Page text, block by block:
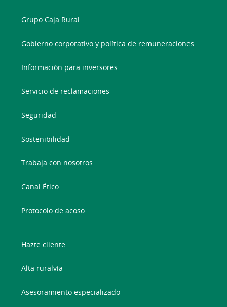
Grupo Caja Rural
Gobierno corporativo y política de remuneraciones
Información para inversores
Servicio de reclamaciones
Seguridad
Sostenibilidad
Trabaja con nosotros
Canal Ético
Protocolo de acoso
Hazte cliente
Alta ruralvía
Asesoramiento especializado